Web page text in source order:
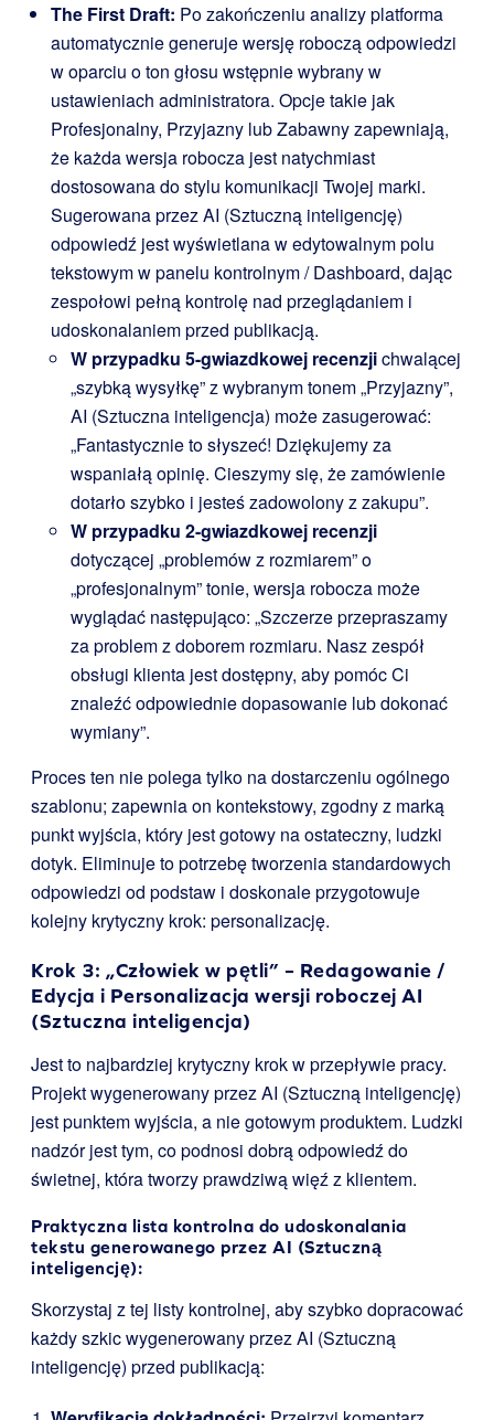
The First Draft: Po zakończeniu analizy platforma
automatycznie generuje wersję roboczą odpowiedzi
w oparciu o ton głosu wstępnie wybrany w
ustawieniach administratora. Opcje takie jak
Profesjonalny, Przyjazny lub Zabawny zapewniają,
że każda wersja robocza jest natychmiast
dostosowana do stylu komunikacji Twojej marki.
Sugerowana przez AI (Sztuczną inteligencję)
odpowiedź jest wyświetlana w edytowalnym polu
tekstowym w panelu kontrolnym / Dashboard, dając
zespołowi pełną kontrolę nad przeglądaniem i
udoskonalaniem przed publikacją.
W przypadku 5-gwiazdkowej recenzjichwalącej
„szybką wysyłkę” z wybranym tonem „Przyjazny”,
AI (Sztuczna inteligencja) może zasugerować:
„Fantastycznie to słyszeć! Dziękujemy za
wspaniałą opinię. Cieszymy się, że zamówienie
dotarło szybko i jesteś zadowolony z zakupu”.
W przypadku 2-gwiazdkowej recenzji
dotyczącej „problemów z rozmiarem” o
„profesjonalnym” tonie, wersja robocza może
wyglądać następująco: „Szczerze przepraszamy
za problem z doborem rozmiaru. Nasz zespół
obsługi klienta jest dostępny, aby pomóc Ci
znaleźć odpowiednie dopasowanie lub dokonać
wymiany”.
Proces ten nie polega tylko na dostarczeniu ogólnego
szablonu; zapewnia on kontekstowy, zgodny z marką
punkt wyjścia, który jest gotowy na ostateczny, ludzki
dotyk. Eliminuje to potrzebę tworzenia standardowych
odpowiedzi od podstaw i doskonale przygotowuje
kolejny krytyczny krok: personalizację.
Krok 3: „Człowiek w pętli” – Redagowanie /
Edycja i Personalizacja wersji roboczej AI
(Sztuczna inteligencja)
Jest to najbardziej krytyczny krok w przepływie pracy.
Projekt wygenerowany przez AI (Sztuczną inteligencję)
jest punktem wyjścia, a nie gotowym produktem. Ludzki
nadzór jest tym, co podnosi dobrą odpowiedź do
świetnej, która tworzy prawdziwą więź z klientem.
Praktyczna lista kontrolna do udoskonalania
tekstu generowanego przez AI (Sztuczną
inteligencję):
Skorzystaj z tej listy kontrolnej, aby szybko dopracować
każdy szkic wygenerowany przez AI (Sztuczną
inteligencję) przed publikacją: